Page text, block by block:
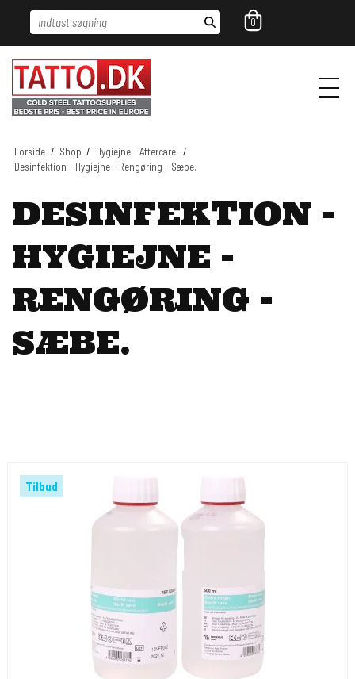
Indtast søgning 0
Forside / Shop / Hygiejne - Aftercare. /
Desinfektion - Hygiejne - Rengøring - Sæbe.
DESINFEKTION -
HYGIEJNE -
RENGØRING -
SÆBE.
Tilbud